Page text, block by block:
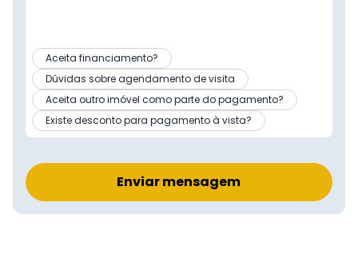
Aceita financiamento?
Dúvidas sobre agendamento de visita
Aceita outro imóvel como parte do pagamento?
Existe desconto para pagamento à vista?
Enviar mensagem